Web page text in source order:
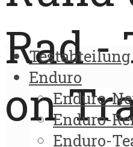
Rad -
on
Testabteilung
Enduro
Enduro-
Enduro-
Enduro-